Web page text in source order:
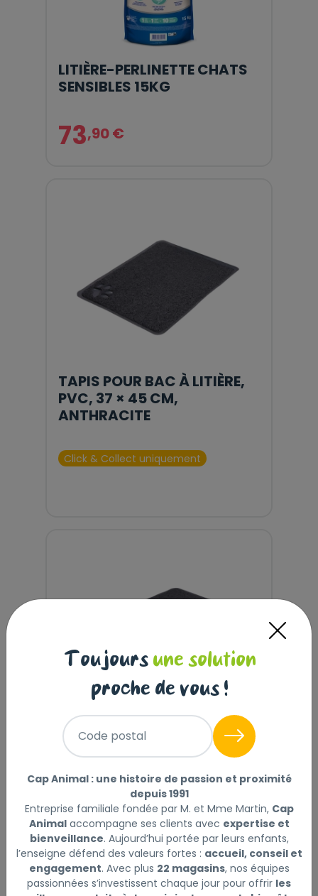
LITIÈRE-PERLINETTE CHATS
SENSIBLES 15KG
73,90 €
TAPIS POUR BAC À LITIÈRE,
PVC, 37 × 45 CM,
ANTHRACITE
Click & Collect uniquement
TAPIS POUR BAC À LITIÈRE,
PVC, 40 × 60 CM,
Click & Collect uniquement
Toujours une solution
proche de vous !
Code postal
Cap Animal : une histoire de passion et proximité
depuis 1991
Entreprise familiale fondée par M. et Mme Martin, Cap
Animalaccompagne ses clients avec expertise et
bienveillance. Aujourd’hui portée par leurs enfants,
l’enseigne défend des valeurs fortes : accueil, conseil et
engagement. Avec plus 22 magasins, nos équipes
passionnées s’investissent chaque jour pour offrir les